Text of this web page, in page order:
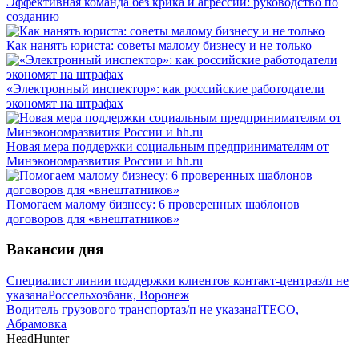
созданию
Как нанять юриста: советы малому бизнесу и не только
«Электронный инспектор»: как российские работодатели
экономят на штрафах
Новая мера поддержки социальным предпринимателям от
Минэкономразвития России и hh.ru
Помогаем малому бизнесу: 6 проверенных шаблонов
договоров для «внештатников»
Вакансии дня
Специалист линии поддержки клиентов контакт-центраз/п не
указанаРоссельхозбанк, Воронеж
Водитель грузового транспортаз/п не указанаITECO,
Абрамовка
HeadHunter